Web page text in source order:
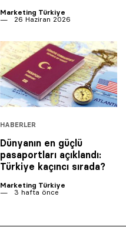
Marketing Türkiye
26 Haziran 2026
HABERLER
Dünyanın en güçlü
pasaportları açıklandı:
Türkiye kaçıncı sırada?
Marketing Türkiye
3 hafta önce